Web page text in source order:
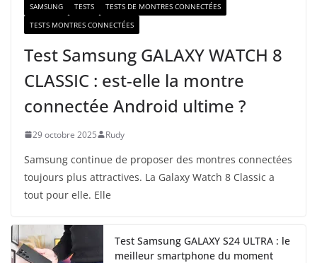
SAMSUNG TESTS
TESTS DE MONTRES CONNECTÉES
TESTS MONTRES CONNECTÉES
Test Samsung GALAXY WATCH 8
CLASSIC : est-elle la montre
connectée Android ultime ?
29 octobre 2025 Rudy
Samsung continue de proposer des montres connectées
toujours plus attractives. La Galaxy Watch 8 Classic a
tout pour elle. Elle
Test Samsung GALAXY S24 ULTRA : le
meilleur smartphone du moment